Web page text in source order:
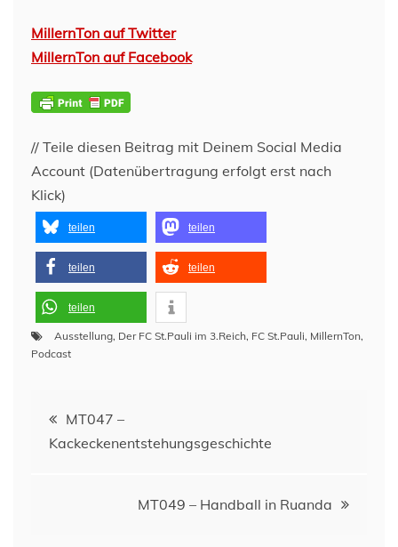
MillernTon auf Twitter
MillernTon auf Facebook
// Teile diesen Beitrag mit Deinem Social Media
Account (Datenübertragung erfolgt erst nach
Klick)
teilen teilen
teilen teilen
teilen
Ausstellung, Der FC St.Pauli im 3.Reich, FC St.Pauli, MillernTon,
Podcast
Beitragsnavigation
MT047 –
Kackeckenentstehungsgeschichte
MT049 – Handball in Ruanda